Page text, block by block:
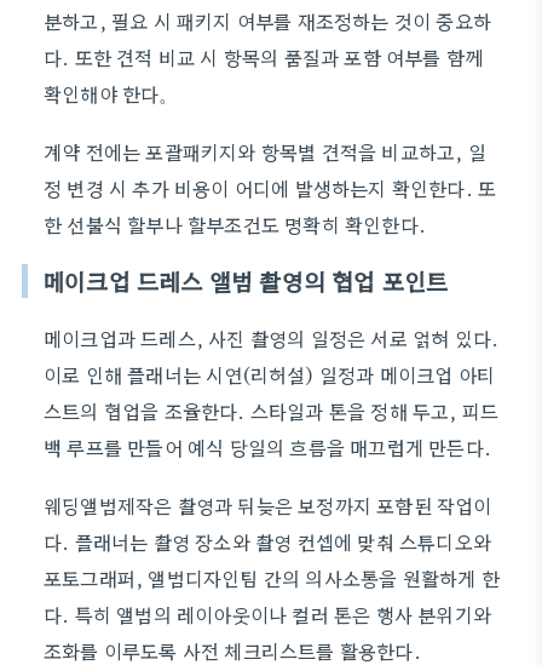
분하고, 필요 시 패키지 여부를 재조정하는 것이 중요하
다. 또한 견적 비교 시 항목의 품질과 포함 여부를 함께
확인해야 한다。
계약 전에는 포괄패키지와 항목별 견적을 비교하고, 일
정 변경 시 추가 비용이 어디에 발생하는지 확인한다. 또
한 선불식 할부나 할부조건도 명확히 확인한다.
메이크업 드레스 앨범 촬영의 협업 포인트
메이크업과 드레스, 사진 촬영의 일정은 서로 얽혀 있다.
이로 인해 플래너는 시연(리허설) 일정과 메이크업 아티
스트의 협업을 조율한다. 스타일과 톤을 정해 두고, 피드
백 루프를 만들어 예식 당일의 흐름을 매끄럽게 만든다.
웨딩앨범제작은 촬영과 뒤늦은 보정까지 포함된 작업이
다. 플래너는 촬영 장소와 촬영 컨셉에 맞춰 스튜디오와
포토그래퍼, 앨범디자인팀 간의 의사소통을 원활하게 한
다. 특히 앨범의 레이아웃이나 컬러 톤은 행사 분위기와
조화를 이루도록 사전 체크리스트를 활용한다.